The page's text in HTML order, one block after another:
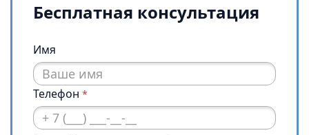
Бесплатная консультация
Имя
Телефон *